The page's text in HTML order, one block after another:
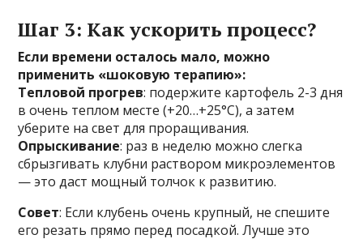
Шаг 3: Как ускорить процесс?
Если времени осталось мало, можно
применить «шоковую терапию»:
Тепловой прогрев: подержите картофель 2-3 дня
в очень теплом месте (+20…+25°C), а затем
уберите на свет для проращивания.
Опрыскивание: раз в неделю можно слегка
сбрызгивать клубни раствором микроэлементов
— это даст мощный толчок к развитию.
Совет: Если клубень очень крупный, не спешите
его резать прямо перед посадкой. Лучше это